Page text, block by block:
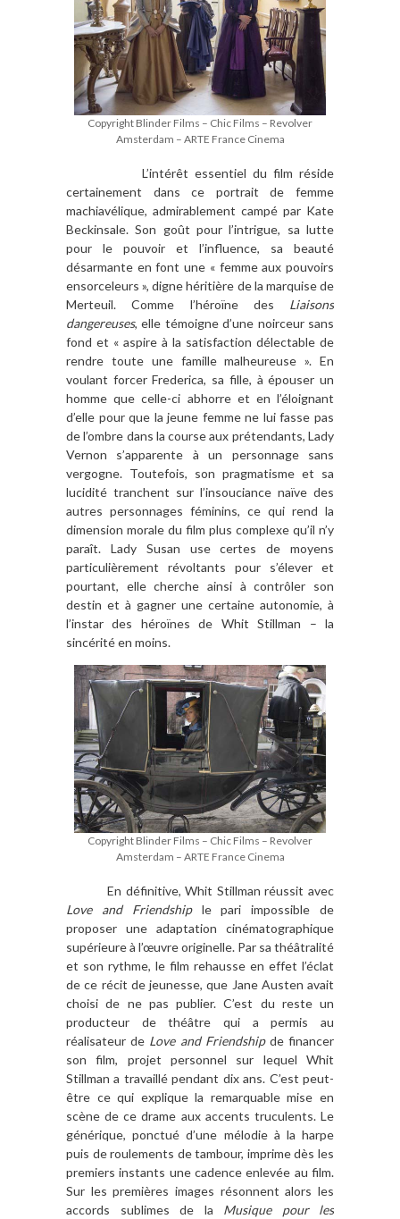
Copyright Blinder Films – Chic Films – Revolver
Amsterdam – ARTE France Cinema
L’intérêt essentiel du film réside
certainement dans ce portrait de femme
machiavélique, admirablement campé par Kate
Beckinsale. Son goût pour l’intrigue, sa lutte
pour le pouvoir et l’influence, sa beauté
désarmante en font une « femme aux pouvoirs
ensorceleurs », digne héritière de la marquise de
Merteuil. Comme l’héroïne des Liaisons
dangereuses, elle témoigne d’une noirceur sans
fond et « aspire à la satisfaction délectable de
rendre toute une famille malheureuse ». En
voulant forcer Frederica, sa fille, à épouser un
homme que celle-ci abhorre et en l’éloignant
d’elle pour que la jeune femme ne lui fasse pas
de l’ombre dans la course aux prétendants, Lady
Vernon s’apparente à un personnage sans
vergogne. Toutefois, son pragmatisme et sa
lucidité tranchent sur l’insouciance naïve des
autres personnages féminins, ce qui rend la
dimension morale du film plus complexe qu’il n’y
paraît. Lady Susan use certes de moyens
particulièrement révoltants pour s’élever et
pourtant, elle cherche ainsi à contrôler son
destin et à gagner une certaine autonomie, à
l’instar des héroïnes de Whit Stillman – la
sincérité en moins.
Copyright Blinder Films – Chic Films – Revolver
Amsterdam – ARTE France Cinema
En définitive, Whit Stillman réussit avec
Love and Friendshiple pari impossible de
proposer une adaptation cinématographique
supérieure à l’œuvre originelle. Par sa théâtralité
et son rythme, le film rehausse en effet l’éclat
de ce récit de jeunesse, que Jane Austen avait
choisi de ne pas publier. C’est du reste un
producteur de théâtre qui a permis au
réalisateur de Love and Friendship de financer
son film, projet personnel sur lequel Whit
Stillman a travaillé pendant dix ans. C’est peut-
être ce qui explique la remarquable mise en
scène de ce drame aux accents truculents. Le
générique, ponctué d’une mélodie à la harpe
puis de roulements de tambour, imprime dès les
premiers instants une cadence enlevée au film.
Sur les premières images résonnent alors les
accords sublimes de la Musique pour les